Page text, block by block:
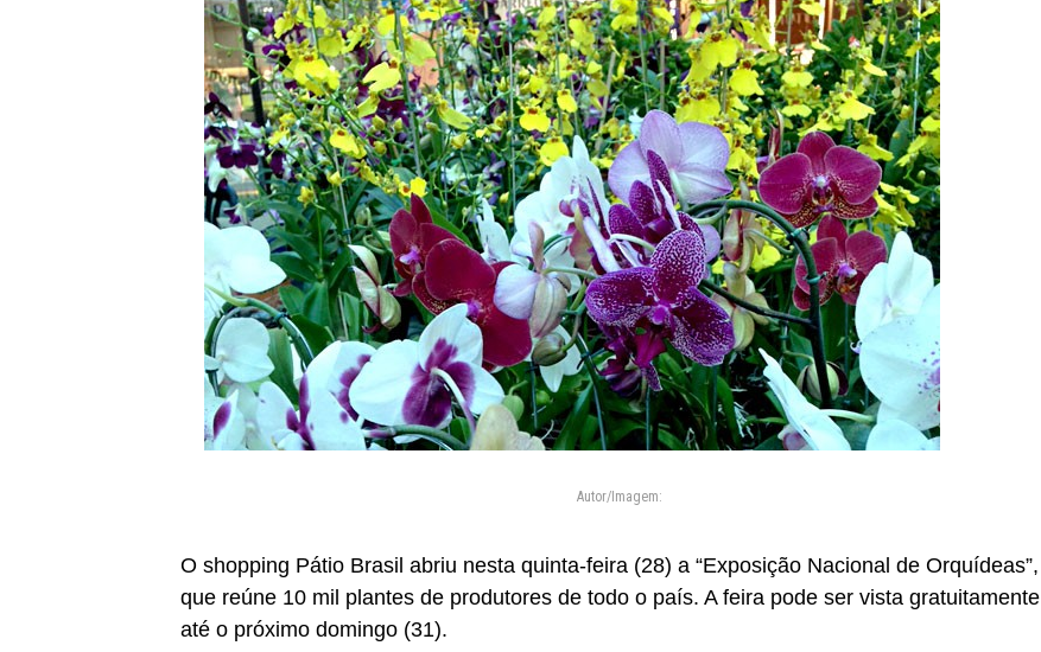
Autor/Imagem:
O shopping Pátio Brasil abriu nesta quinta-feira (28) a “Exposição Nacional de Orquídeas”,
que reúne 10 mil plantes de produtores de todo o país. A feira pode ser vista gratuitamente
até o próximo domingo (31).